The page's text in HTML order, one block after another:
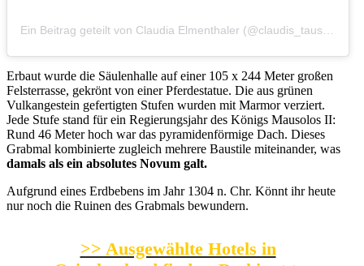
Ein Beitrag geteilt von Claudia Elmenthaler (@claudis_tausend_dinge)
Erbaut wurde die Säulenhalle auf einer 105 x 244 Meter großen
Felsterrasse, gekrönt von einer Pferdestatue. Die aus grünen
Vulkangestein gefertigten Stufen wurden mit Marmor verziert.
Jede Stufe stand für ein Regierungsjahr des Königs Mausolos II:
Rund 46 Meter hoch war das pyramidenförmige Dach. Dieses
Grabmal kombinierte zugleich mehrere Baustile miteinander, was
damals als ein absolutes Novum galt.
Aufgrund eines Erdbebens im Jahr 1304 n. Chr. Könnt ihr heute
nur noch die Ruinen des Grabmals bewundern.
>> Ausgewählte Hotels in